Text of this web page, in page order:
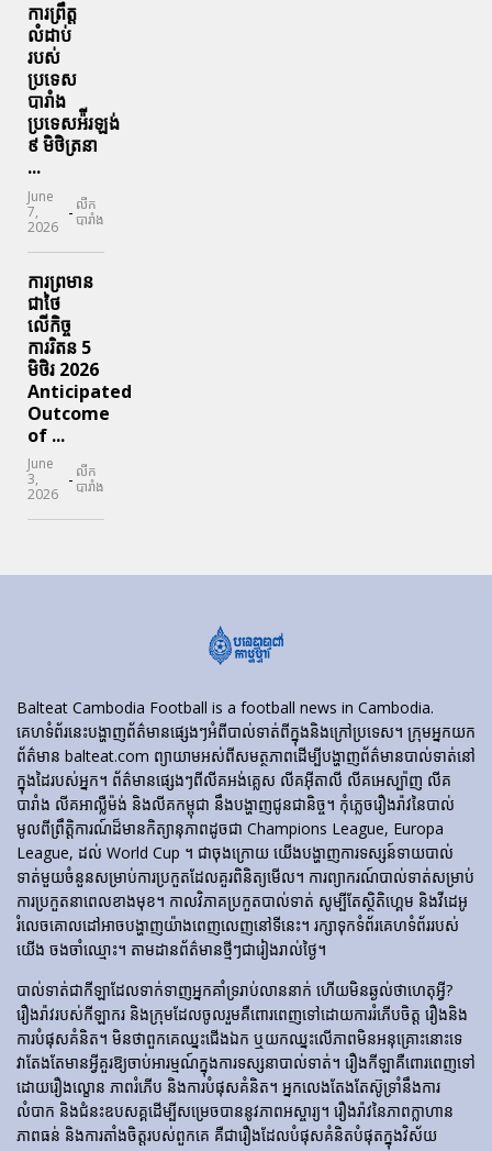
ការព្រឹត្ត
លំដាប់
របស់
ប្រទេស
បារាំង
ប្រទេសអ៉ីរឡង់
៩ មិថិត្រនា
...
June
7,
2026
- លីក
បារាំង
ការព្រមាន
ជាថៃ
លើកិច្ច
ការរិតន 5
មិថិរ 2026
Anticipated
Outcome
of ...
June
3,
2026
- លីក
បារាំង
Balteat Cambodia Football is a football news in Cambodia.
គេហទំព័រ​នេះ​បង្ហាញ​ព័ត៌មាន​ផ្សេងៗ​អំពី​បាល់ទាត់​ពី​ក្នុង​និង​ក្រៅ​ប្រទេស។ ក្រុមអ្នកយក
ព័ត៌មាន balteat.com ព្យាយាមអស់ពីសមត្ថភាពដើម្បីបង្ហាញព័ត៌មានបាល់ទាត់នៅ
ក្នុងដៃរបស់អ្នក។ ព័ត៌មានផ្សេងៗពីលីគអង់គ្លេស លីគអ៊ីតាលី លីគអេស្ប៉ាញ លីគ
បារាំង លីគអាល្លឺម៉ង់ និងលីគកម្ពុជា នឹងបង្ហាញជូនជានិច្ច។ កុំភ្លេចរឿងរ៉ាវនៃបាល់
មូលពីព្រឹត្តិការណ៍ដ៏មានកិត្យានុភាពដូចជា Champions League, Europa
League, ដល់ World Cup ។ ជាចុងក្រោយ យើងបង្ហាញការទស្សន៍ទាយបាល់
ទាត់មួយចំនួនសម្រាប់ការប្រកួតដែលគួរពិនិត្យមើល។ ការព្យាករណ៍បាល់ទាត់សម្រាប់
ការប្រកួតនាពេលខាងមុខ។ កាលវិភាគប្រកួតបាល់ទាត់ សូម្បីតែស្ថិតិហ្គេម និងវីដេអូ
រំលេចគោលដៅអាចបង្ហាញយ៉ាងពេញលេញនៅទីនេះ។ រក្សាទុកទំព័រគេហទំព័ររបស់
យើង ចងចាំឈ្មោះ។ តាមដានព័ត៌មានថ្មីៗជារៀងរាល់ថ្ងៃ។
បាល់ទាត់​ជា​កីឡា​ដែល​ទាក់​ទាញ​អ្នក​គាំទ្រ​រាប់​លាន​នាក់ ហើយ​មិន​ឆ្ងល់​ថា​ហេតុអ្វី?
រឿងរ៉ាវ​របស់​កីឡាករ និង​ក្រុម​ដែល​ចូលរួម​គឺ​ពោរពេញ​ទៅ​ដោយ​ការ​រំភើប​ចិត្ត រឿង​និង​
ការ​បំផុស​គំនិត។ មិនថាពួកគេឈ្នះជើងឯក ឬយកឈ្នះលើភាពមិនអនុគ្រោះនោះទេ
វាតែងតែមានអ្វីគួរឱ្យចាប់អារម្មណ៍ក្នុងការទស្សនាបាល់ទាត់។ រឿង​កីឡា​គឺ​ពោរពេញ​ទៅ​
ដោយ​រឿង​ល្ខោន ភាព​រំភើប និង​ការ​បំផុស​គំនិត។ អ្នកលេងតែងតែស៊ូទ្រាំនឹងការ
លំបាក និងជំនះឧបសគ្គដើម្បីសម្រេចបាននូវភាពអស្ចារ្យ។ រឿងរ៉ាវនៃភាពក្លាហាន
ភាពធន់ និងការតាំងចិត្តរបស់ពួកគេ គឺជារឿងដែលបំផុសគំនិតបំផុតក្នុងវិស័យ